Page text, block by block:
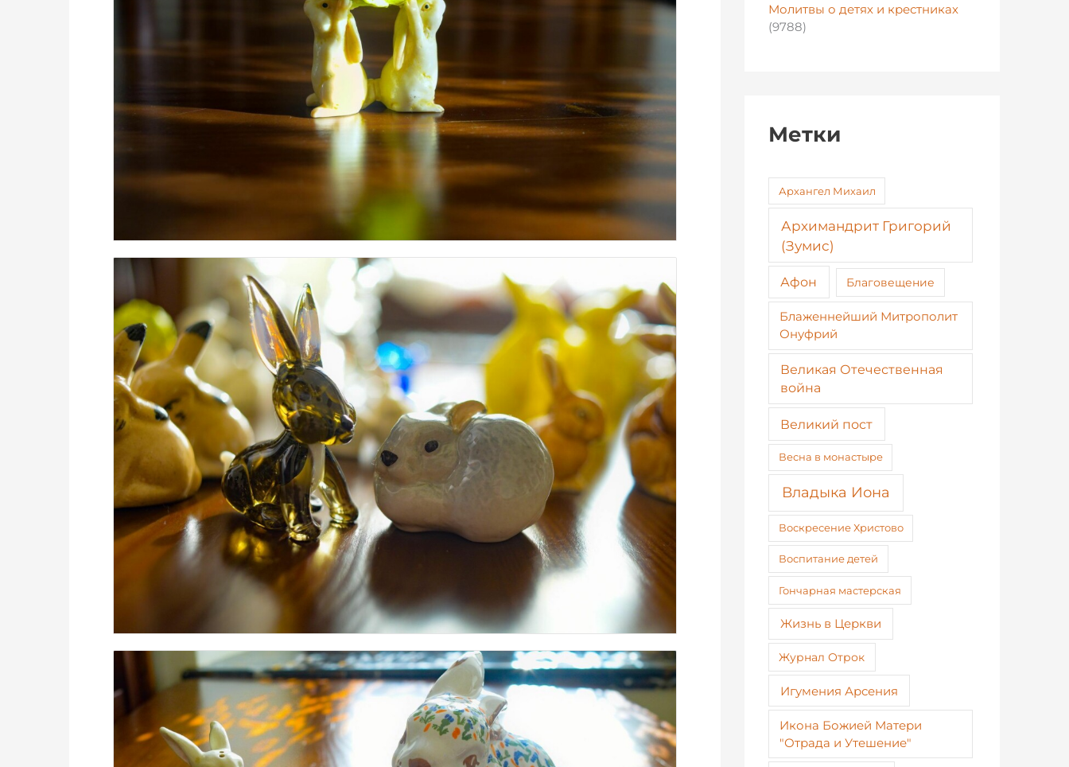
Молитвы о детях и крестниках
(9788)
Метки
Архангел Михаил
Архимандрит Григорий
(Зумис)
Афон Благовещение
Блаженнейший Митрополит
Онуфрий
Великая Отечественная
война
Великий пост
Весна в монастыре
Владыка Иона
Воскресение Христово
Воспитание детей
Гончарная мастерская
Жизнь в Церкви
Журнал Отрок
Игумения Арсения
Икона Божией Матери
"Отрада и Утешение"